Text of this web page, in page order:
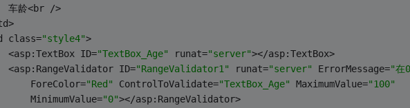
车龄<br />
class=
"style4">
<asp:TextBox ID=
"TextBox_Age" runat="server"></asp:TextBox>
<asp:RangeValidator ID=
"RangeValidator1" runat="server" ErrorMessage="在0
ForeColor=
"Red" ControlToValidate="TextBox_Age" MaximumValue="100"
MinimumValue=
"0"></asp:RangeValidator>